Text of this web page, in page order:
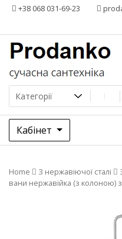
Додати+38 068 031-69-23
Кабінет
Home З нержавіючої сталі
вани нержавійка (з колоною)